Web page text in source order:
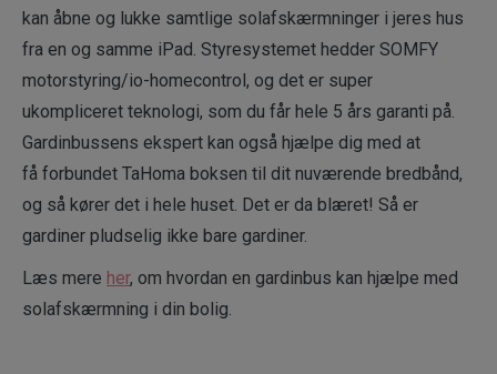
kan åbne og lukke samtlige solafskærmninger i jeres hus
fra en og samme iPad. Styresystemet hedder SOMFY
motorstyring/io-homecontrol, og det er super
ukompliceret teknologi, som du får hele 5 års garanti på.
Gardinbussens ekspert kan også hjælpe dig med at
få forbundet TaHoma boksen til dit nuværende bredbånd,
og så kører det i hele huset. Det er da blæret! Så er
gardiner pludselig ikke bare gardiner.
Læs mere her, om hvordan en gardinbus kan hjælpe med
solafskærmning i din bolig.